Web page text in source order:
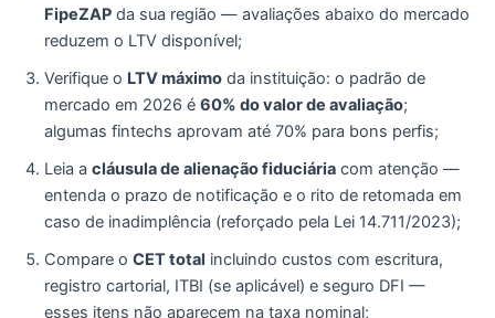
FipeZAP da sua região — avaliações abaixo do mercado
reduzem o LTV disponível;
Verifique o LTV máximo da instituição: o padrão de
mercado em 2026 é 60% do valor de avaliação;
algumas fintechs aprovam até 70% para bons perfis;
Leia a cláusula de alienação fiduciária com atenção —
entenda o prazo de notificação e o rito de retomada em
caso de inadimplência (reforçado pela Lei 14.711/2023);
Compare o CET total incluindo custos com escritura,
registro cartorial, ITBI (se aplicável) e seguro DFI —
esses itens não aparecem na taxa nominal;